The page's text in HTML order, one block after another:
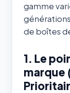
gamme
de boîtes
1. Le
marque